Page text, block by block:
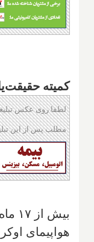
کمیته
لطفا روی عکس
مطلب پس از این
هواپیمای